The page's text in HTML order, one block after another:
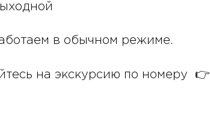
в обычном режиме.
на экскурсию по номеру 👉